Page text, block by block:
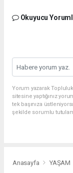
Okuyucu
Yorum yazarak
sitesine yaptığınız
tek başınıza
şekilde sorumlu
Anasayfa YAŞAM